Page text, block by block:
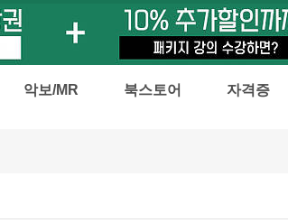
악보/MR 북스토어 자격증